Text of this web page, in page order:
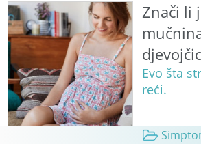
Znači li
Evo šta
reći.